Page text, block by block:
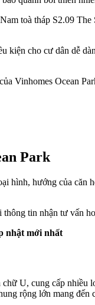
toà tháp S2.09
cho cư dân dễ
Vinhomes Ocean
Park
hình, hướng của
tin nhận tư vấn
nhật mới nhất
U, cung cấp
rộng lớn mang đến